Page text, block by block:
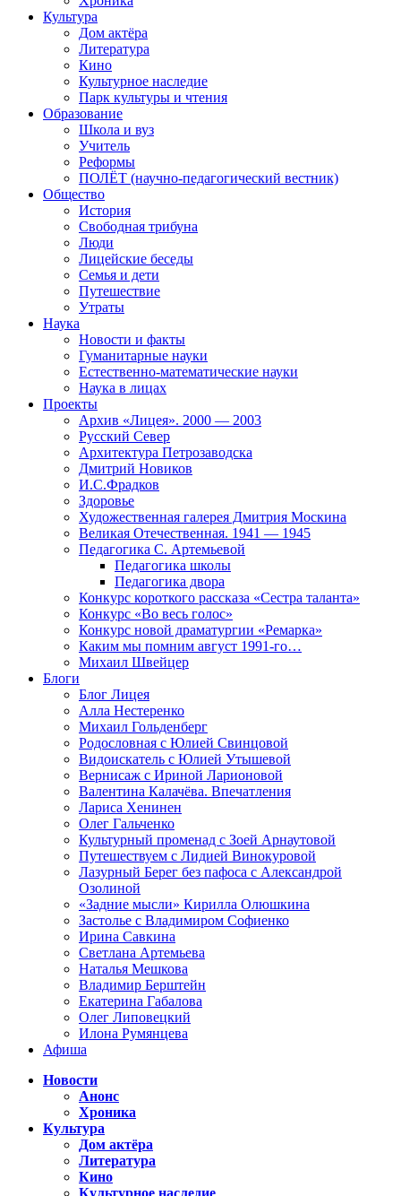
Культура
Дом актёра
Литература
Кино
Культурное наследие
Парк культуры и чтения
Образование
Школа и вуз
Учитель
Реформы
ПОЛЁТ (научно-педагогический вестник)
Общество
История
Свободная трибуна
Люди
Лицейские беседы
Семья и дети
Путешествие
Утраты
Наука
Новости и факты
Гуманитарные науки
Естественно-математические науки
Наука в лицах
Проекты
Архив «Лицея». 2000 — 2003
Русский Север
Архитектура Петрозаводска
Дмитрий Новиков
И.С.Фрадков
Здоровье
Художественная галерея Дмитрия Москина
Великая Отечественная. 1941 — 1945
Педагогика С. Артемьевой
Педагогика школы
Педагогика двора
Конкурс короткого рассказа «Сестра таланта»
Конкурс «Во весь голос»
Конкурс новой драматургии «Ремарка»
Каким мы помним август 1991-го…
Михаил Швейцер
Блоги
Блог Лицея
Алла Нестеренко
Михаил Гольденберг
Родословная с Юлией Свинцовой
Видоискатель с Юлией Утышевой
Вернисаж с Ириной Ларионовой
Валентина Калачёва. Впечатления
Лариса Хенинен
Олег Гальченко
Культурный променад с Зоей Арнаутовой
Путешествуем с Лидией Винокуровой
Лазурный Берег без пафоса с Александрой
Озолиной
«Задние мысли» Кирилла Олюшкина
Застолье с Владимиром Софиенко
Ирина Савкина
Светлана Артемьева
Наталья Мешкова
Владимир Берштейн
Екатерина Габалова
Олег Липовецкий
Илона Румянцева
Афиша
Новости
Анонс
Хроника
Культура
Дом актёра
Литература
Кино